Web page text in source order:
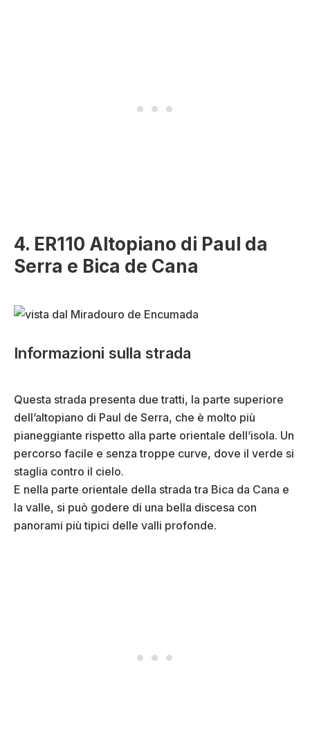
4. ER110 Altopiano di Paul da
Serra e Bica de Cana
Informazioni sulla strada
Questa strada presenta due tratti, la parte superiore
dell’altopiano di Paul de Serra, che è molto più
pianeggiante rispetto alla parte orientale dell’isola. Un
percorso facile e senza troppe curve, dove il verde si
staglia contro il cielo.
E nella parte orientale della strada tra Bica da Cana e
la valle, si può godere di una bella discesa con
panorami più tipici delle valli profonde.